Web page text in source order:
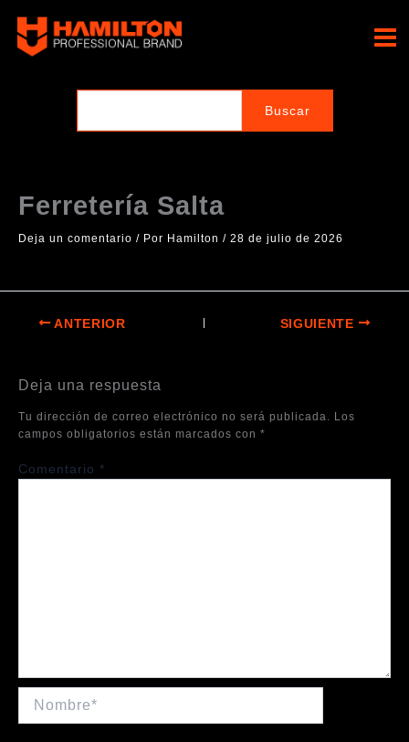
contenido
Ferretería Salta
Deja un comentario / Por Hamilton / 28 de julio de 2026
ANTERIOR SIGUIENTE
Deja una respuesta
Tu dirección de correo electrónico no será publicada. Los
campos obligatorios están marcados con *
Comentario *